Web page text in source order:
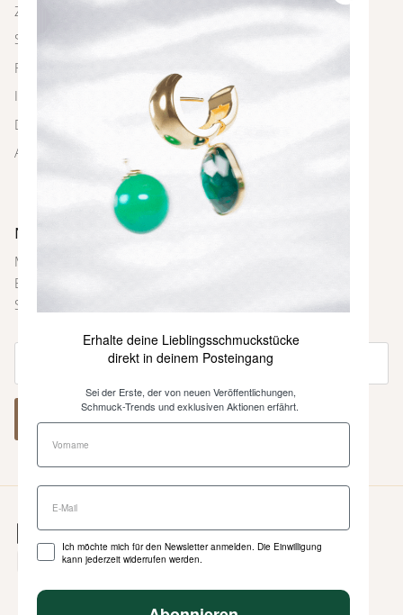
Zahlung und Versand
Schmuckpflege
FAQ
Impressum
Datenschutz
AGBs
Newsletter
Melde dich bei unserem Newsletter an und sei immer als
Erste über neue Farben und Kollektionen, Inspirationen,
Styling-Tipps und weitere Neuigkeiten informiert.
ABONNIEREN
Erhalte deine Lieblingsschmuckstücke
direkt in deinem Posteingang
Sei der Erste, der von neuen Veröffentlichungen,
Schmuck-Trends und exklusiven Aktionen erfährt.
Ich möchte mich für den Newsletter anmelden. Die Einwilligung
kann jederzeit widerrufen werden.